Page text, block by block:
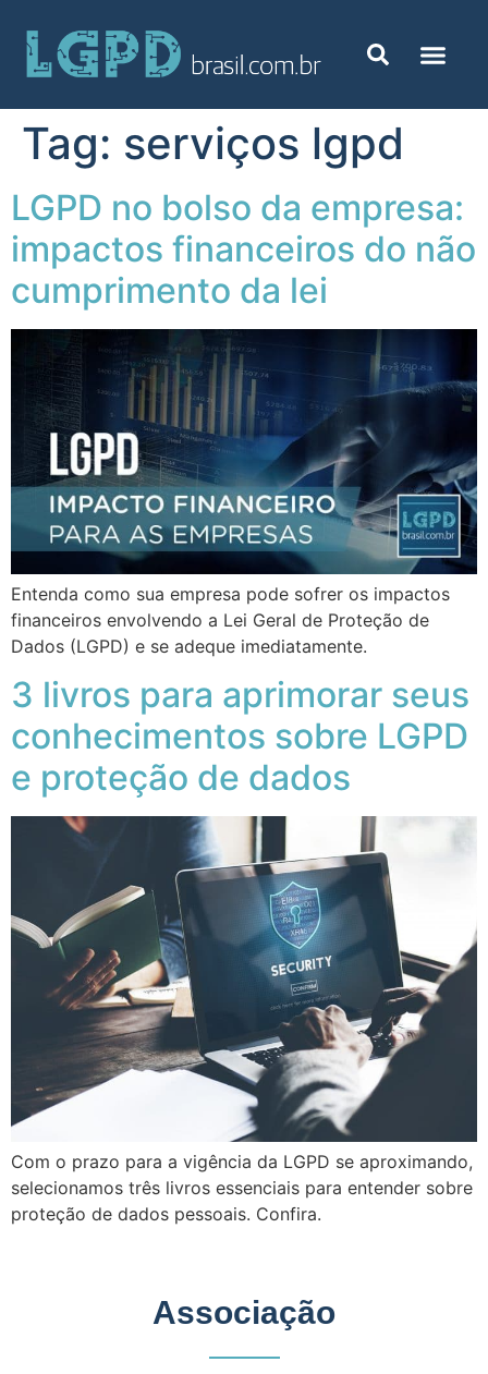
Tag: serviços lgpd
LGPD no bolso da empresa:
impactos financeiros do não
cumprimento da lei
Entenda como sua empresa pode sofrer os impactos
financeiros envolvendo a Lei Geral de Proteção de
Dados (LGPD) e se adeque imediatamente.
3 livros para aprimorar seus
conhecimentos sobre LGPD
e proteção de dados
Com o prazo para a vigência da LGPD se aproximando,
selecionamos três livros essenciais para entender sobre
proteção de dados pessoais. Confira.
Associação